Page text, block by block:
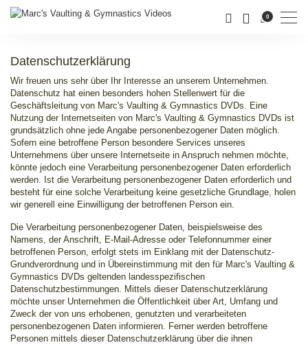
0
Datenschutzerklärung
Wir freuen uns sehr über Ihr Interesse an unserem Unternehmen.
Datenschutz hat einen besonders hohen Stellenwert für die
Geschäftsleitung von Marc's Vaulting & Gymnastics DVDs. Eine
Nutzung der Internetseiten von Marc's Vaulting & Gymnastics DVDs ist
grundsätzlich ohne jede Angabe personenbezogener Daten möglich.
Sofern eine betroffene Person besondere Services unseres
Unternehmens über unsere Internetseite in Anspruch nehmen möchte,
könnte jedoch eine Verarbeitung personenbezogener Daten erforderlich
werden. Ist die Verarbeitung personenbezogener Daten erforderlich und
besteht für eine solche Verarbeitung keine gesetzliche Grundlage, holen
wir generell eine Einwilligung der betroffenen Person ein.
Die Verarbeitung personenbezogener Daten, beispielsweise des
Namens, der Anschrift, E-Mail-Adresse oder Telefonnummer einer
betroffenen Person, erfolgt stets im Einklang mit der Datenschutz-
Grundverordnung und in Übereinstimmung mit den für Marc's Vaulting &
Gymnastics DVDs geltenden landesspezifischen
Datenschutzbestimmungen. Mittels dieser Datenschutzerklärung
möchte unser Unternehmen die Öffentlichkeit über Art, Umfang und
Zweck der von uns erhobenen, genutzten und verarbeiteten
personenbezogenen Daten informieren. Ferner werden betroffene
Personen mittels dieser Datenschutzerklärung über die ihnen